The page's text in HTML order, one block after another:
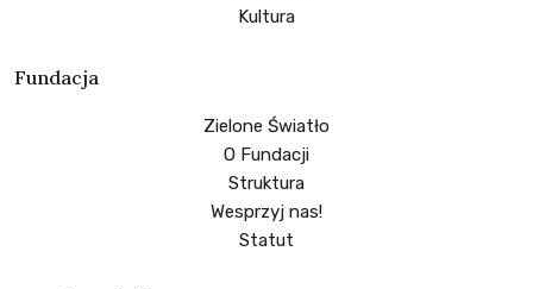
Kultura
Fundacja
Zielone Światło
O Fundacji
Struktura
Wesprzyj nas!
Statut